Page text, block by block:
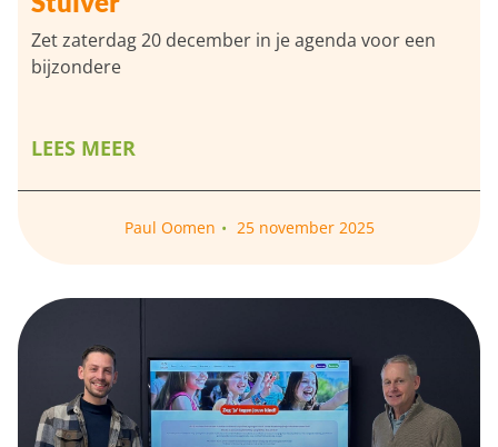
Zet zaterdag 20 december in je agenda voor een
bijzondere
LEES MEER
Paul Oomen 25 november 2025